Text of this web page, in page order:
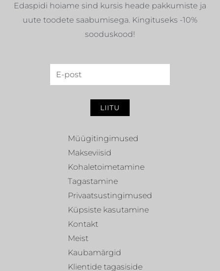
Edaspidi hoiame sind kursis heade pakkumiste ja
uute toodete saabumisega. Kingituseks -10%
sooduskood!
LIITU
Müügitingimused
Makseviisid
Kohaletoimetamine
Tagastamine
Privaatsustingimused
Küpsiste kasutamine
Kontakt
Meist
Kaubamärgid
Klientide tagasiside